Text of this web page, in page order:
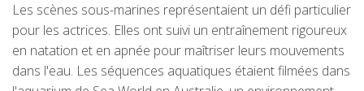
Les scènes sous-marines représentaient un défi particulier
pour les actrices. Elles ont suivi un entraînement rigoureux
en natation et en apnée pour maîtriser leurs mouvements
dans l'eau. Les séquences aquatiques étaient filmées dans